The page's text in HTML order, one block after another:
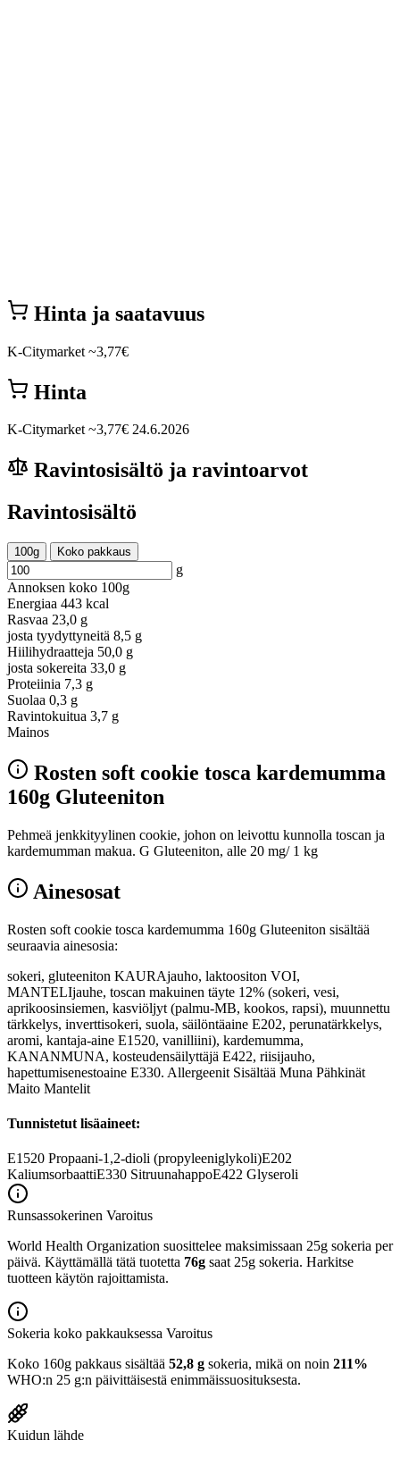
Hinta ja saatavuus
K-Citymarket ~3,77€
Hinta
K-Citymarket ~3,77€ 24.6.2026
Ravintosisältö ja ravintoarvot
Ravintosisältö
100g Koko pakkaus
g
Annoksen koko 100g
Energiaa 443 kcal
Rasvaa 23,0 g
josta tyydyttyneitä 8,5 g
Hiilihydraatteja 50,0 g
josta sokereita 33,0 g
Proteiinia 7,3 g
Suolaa 0,3 g
Ravintokuitua 3,7 g
Mainos
Rosten soft cookie tosca kardemumma
160g Gluteeniton
Pehmeä jenkkityylinen cookie, johon on leivottu kunnolla toscan ja
kardemumman makua. G Gluteeniton, alle 20 mg/ 1 kg
Ainesosat
Rosten soft cookie tosca kardemumma 160g Gluteeniton sisältää
seuraavia ainesosia:
sokeri, gluteeniton KAURAjauho, laktoositon VOI,
MANTELIjauhe, toscan makuinen täyte 12% (sokeri, vesi,
aprikoosinsiemen, kasviöljyt (palmu-MB, kookos, rapsi), muunnettu
tärkkelys, inverttisokeri, suola, säilöntäaine E202, perunatärkkelys,
aromi, kantaja-aine E1520, vanilliini), kardemumma,
KANANMUNA, kosteudensäilyttäjä E422, riisijauho,
hapettumisenestoaine E330. Allergeenit Sisältää Muna Pähkinät
Maito Mantelit
Tunnistetut lisäaineet:
E1520 Propaani-1,2-dioli (propyleeniglykoli)E202
KaliumsorbaattiE330 SitruunahappoE422 Glyseroli
Runsassokerinen Varoitus
World Health Organization suosittelee maksimissaan 25g sokeria per
päivä. Käyttämällä tätä tuotetta 76g saat 25g sokeria. Harkitse
tuotteen käytön rajoittamista.
Sokeria koko pakkauksessa Varoitus
Koko 160g pakkaus sisältää 52,8 g sokeria, mikä on noin 211%
WHO:n 25 g:n päivittäisestä enimmäissuosituksesta.
Kuidun lähde